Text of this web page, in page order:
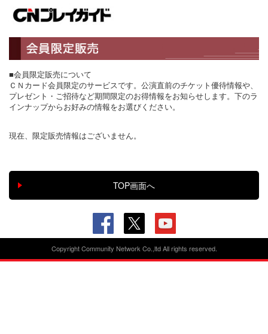
■会員限定販売について
ＣＮカード会員限定のサービスです。公演直前のチケット優待情報や、
プレゼント・ご招待など期間限定のお得情報をお知らせします。下のラ
インナップからお好みの情報をお選びください。
現在、限定販売情報はございません。
Copyright Community Network Co.,ltd All rights reserved.